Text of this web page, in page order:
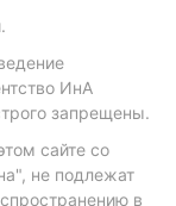
ИнА
запрещены.
сайте со
не подлежат
в